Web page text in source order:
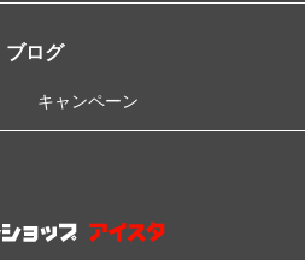
ブログ
キャンペーン